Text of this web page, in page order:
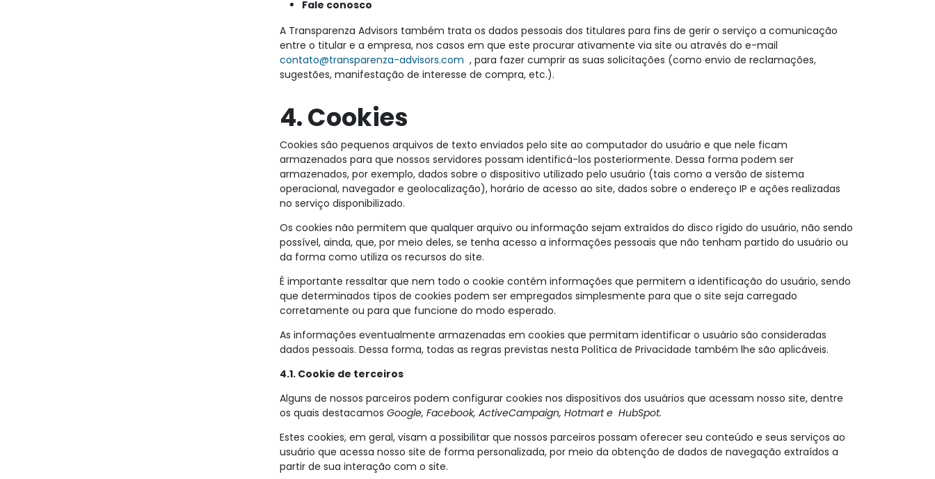
Fale conosco
A Transparenza Advisors também trata os dados pessoais dos titulares para fins de gerir o serviço a comunicação
entre o titular e a empresa, nos casos em que este procurar ativamente via site ou através do e-mail
contato@transparenza-advisors.com , para fazer cumprir as suas solicitações (como envio de reclamações,
sugestões, manifestação de interesse de compra, etc.).
4.Cookies
Cookies são pequenos arquivos de texto enviados pelo site ao computador do usuário e que nele ficam
armazenados para que nossos servidores possam identificá-los posteriormente. Dessa forma podem ser
armazenados, por exemplo, dados sobre o dispositivo utilizado pelo usuário (tais como a versão de sistema
operacional, navegador e geolocalização), horário de acesso ao site, dados sobre o endereço IP e ações realizadas
no serviço disponibilizado.
Os cookies não permitem que qualquer arquivo ou informação sejam extraídos do disco rígido do usuário, não sendo
possível, ainda, que, por meio deles, se tenha acesso a informações pessoais que não tenham partido do usuário ou
da forma como utiliza os recursos do site.
É importante ressaltar que nem todo o cookie contém informações que permitem a identificação do usuário, sendo
que determinados tipos de cookies podem ser empregados simplesmente para que o site seja carregado
corretamente ou para que funcione do modo esperado.
As informações eventualmente armazenadas em cookies que permitam identificar o usuário são consideradas
dados pessoais. Dessa forma, todas as regras previstas nesta Política de Privacidade também lhe são aplicáveis.
4.1. Cookie de terceiros
Alguns de nossos parceiros podem configurar cookies nos dispositivos dos usuários que acessam nosso site, dentre
os quais destacamos Google, Facebook, ActiveCampaign, Hotmart e HubSpot.
Estes cookies, em geral, visam a possibilitar que nossos parceiros possam oferecer seu conteúdo e seus serviços ao
usuário que acessa nosso site de forma personalizada, por meio da obtenção de dados de navegação extraídos a
partir de sua interação com o site.